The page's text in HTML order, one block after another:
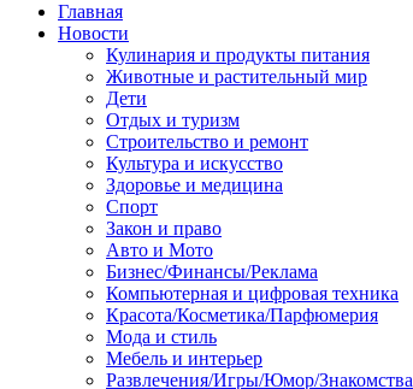
Главная
Новости
Кулинария и продукты питания
Животные и растительный мир
Дети
Отдых и туризм
Строительство и ремонт
Культура и искусство
Здоровье и медицина
Спорт
Закон и право
Авто и Мото
Бизнес/Финансы/Реклама
Компьютерная и цифровая техника
Красота/Косметика/Парфюмерия
Мода и стиль
Мебель и интерьер
Развлечения/Игры/Юмор/Знакомства